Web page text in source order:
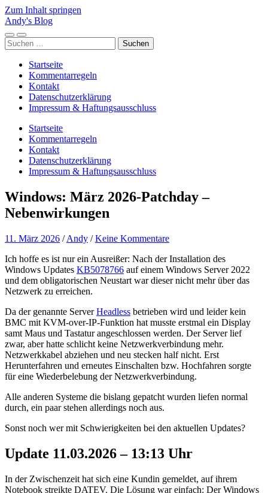
Zum Inhalt springen
Andy's Blog
Mobile-
Menü
Suchfeld
ein-/ausblenden
Suchen
nach:
Startseite
Kommentarregeln
Kontakt
Datenschutzerklärung
Impressum & Haftungsausschluss
Startseite
Kommentarregeln
Kontakt
Datenschutzerklärung
Impressum & Haftungsausschluss
Windows: März 2026-Patchday –
Nebenwirkungen
11. März 2026 /Andy /Keine Kommentare
Ich hoffe es ist nur ein Ausreißer: Nach der Installation des
Windows Updates KB5078766 auf einem Windows Server 2022
und dem obligatorischen Neustart war dieser nicht mehr über das
Netzwerk zu erreichen.
Da der genannte ServerHeadless betrieben wird und leider kein
BMC mit KVM-over-IP-Funktion hat musste erstmal ein Display
samt Maus und Tastatur angeschlossen werden. Der Server lief
zwar, aber hatte schlicht keine Netzwerkverbindung mehr.
Netzwerkkabel abziehen und neu stecken half nicht. Erst
Herunterfahren und erneutes Einschalten bzw. Hochfahren sorgte
für eine Wiederbelebung der Netzwerkverbindung.
Alle anderen Systeme die bislang gepatcht wurden liefen normal
durch, ein paar stehen allerdings noch aus.
Sonst noch wer mit Schwierigkeiten bei den aktuellen Updates?
Update 11.03.2026 – 13:13 Uhr
In der Zwischenzeit hat sich eine Kundin gemeldet, auf ihrem
Notebook streikte DATEV. Die Lösung war einfach: Der Windows